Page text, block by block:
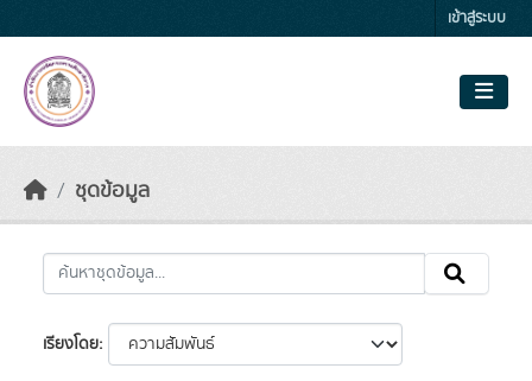
เข้าสู่ระบบ
ชุดข้อมูล
เรียงโดย